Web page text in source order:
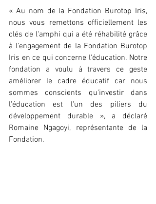
« Au nom de la Fondation Burotop Iris,
nous vous remettons officiellement les
clés de l'amphi qui a été réhabilité grâce
à l'engagement de la Fondation Burotop
Iris en ce qui concerne l'éducation. Notre
fondation a voulu à travers ce geste
améliorer le cadre éducatif car nous
sommes conscients qu’investir dans
l'éducation est l'un des piliers du
développement durable », a déclaré
Romaine Ngagoyi, représentante de la
Fondation.